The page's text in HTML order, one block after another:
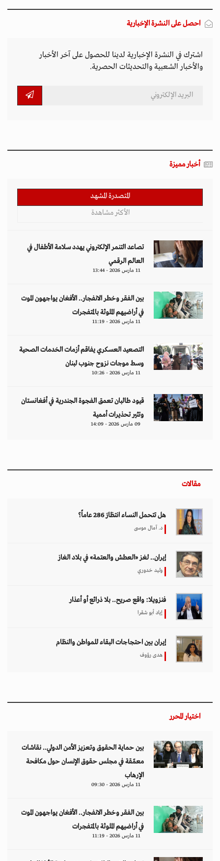
احصل على النشرة الإخبارية
اشترك في النشرة الإخبارية لدينا للحصول على آخر الأخبار
والأخبار الشعبية والتحديثات الحصرية.
أخبار مميزة
المتصدرة المشهد
الأكثر مشاهدة
تصاعد التنمر الإلكتروني يهدد سلامة الأطفال في
العالم الرقمي
11 مارس 2026 - 13:44
بين الفقر وخطر الانفجار.. الأفغان يواجهون الموت
في أراضيهم الملوثة بالمتفجرات
11 مارس 2026 - 11:19
التصعيد العسكري يفاقم أزمات الخدمات الصحية
وسط موجات نزوح جنوب لبنان
11 مارس 2026 - 10:26
قيود طالبان تعمق الفجوة الجندرية في أفغانستان
وتثير تحذيرات أممية
09 مارس 2026 - 14:09
مقالات
هل تتحمل النساء انتظارَ 286 عاماً؟
د. آمال موسى
إيران.. لغز «العطش والعتمة» في بلاد الغاز
وليد خدوري
فنزويلا: واقع صريح.. بلا ذرائع أو أعذار
إياد أبو شقرا
إيران بين احتجاجات البقاء للمواطن والنظام
هدى رؤوف
اختيار المحرر
بين حماية الحقوق وتعزيز الأمن الدولي.. نقاشات
معمّقة في مجلس حقوق الإنسان حول مكافحة
الإرهاب
11 مارس 2026 - 09:30
بين الفقر وخطر الانفجار.. الأفغان يواجهون الموت
في أراضيهم الملوثة بالمتفجرات
11 مارس 2026 - 11:19